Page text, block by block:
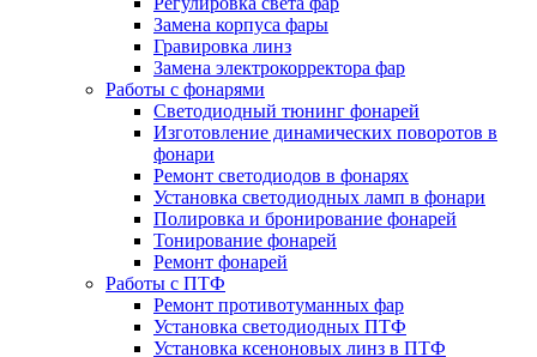
Замена корпуса фары
Гравировка линз
Замена электрокорректора фар
Работы с фонарями
Светодиодный тюнинг фонарей
Изготовление динамических поворотов в
фонари
Ремонт светодиодов в фонарях
Установка светодиодных ламп в фонари
Полировка и бронирование фонарей
Тонирование фонарей
Ремонт фонарей
Работы с ПТФ
Ремонт противотуманных фар
Установка светодиодных ПТФ
Установка ксеноновых линз в ПТФ